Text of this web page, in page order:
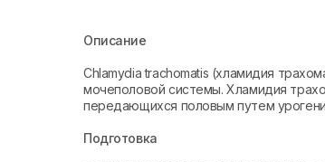
Описание
Chlamydia trachomatis (хламидия
мочеполовой системы. Хламидия
передающихся половым путем
Подготовка